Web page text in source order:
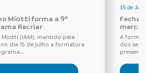
Miotti forma a 9ª
Recriar
(IAM), mantido pela
dia 15 de julho a formatura
15 de
A forma
dos